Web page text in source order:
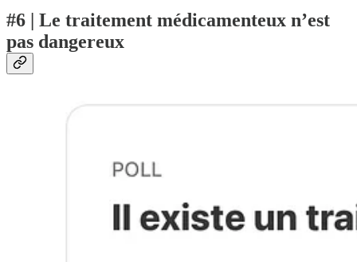
#6 | Le traitement médicamenteux n’est
pas dangereux